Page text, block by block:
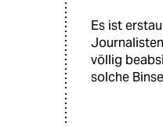
Es ist
völlig
solche